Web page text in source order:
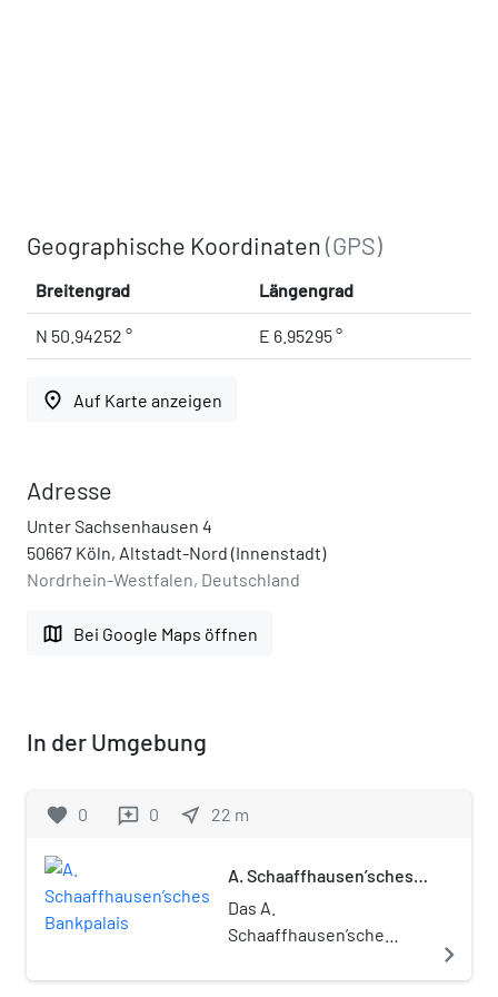
Geographische Koordinaten(GPS)
Breitengrad Längengrad
N 50.94252 ° E 6.95295 °
place Auf Karte anzeigen
Adresse
Unter Sachsenhausen 4
50667 Köln, Altstadt-Nord (Innenstadt)
Nordrhein-Westfalen, Deutschland
map Bei Google Maps öffnen
In der Umgebung
favorite 0 reviews 0 near_me 22 m
A. Schaaffhausen’sches
Das A.
Schaaffhausen’sche
Sachsenhausen 4 in Köln,
navigate_next